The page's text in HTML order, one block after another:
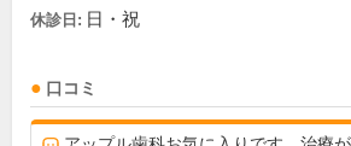
休診日: 日・祝
口コミ